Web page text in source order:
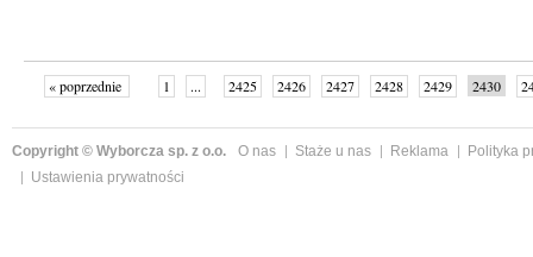
« poprzednie 1 ... 2425 2426 2427 2428 2429 2430
Copyright © Wyborcza sp. z o.o. O nas Staże u nas Reklama
Polityka
Ustawienia prywatności